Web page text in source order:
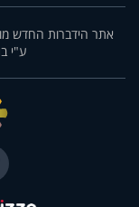
אתר הידברות החדש
ע"י